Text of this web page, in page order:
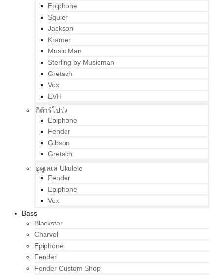
Epiphone
Squier
Jackson
Kramer
Music Man
Sterling by Musicman
Gretsch
Vox
EVH
กีต้าร์โปร่ง
Epiphone
Fender
Gibson
Gretsch
อูคูเลเล่ Ukulele
Fender
Epiphone
Vox
Bass
Blackstar
Charvel
Epiphone
Fender
Fender Custom Shop